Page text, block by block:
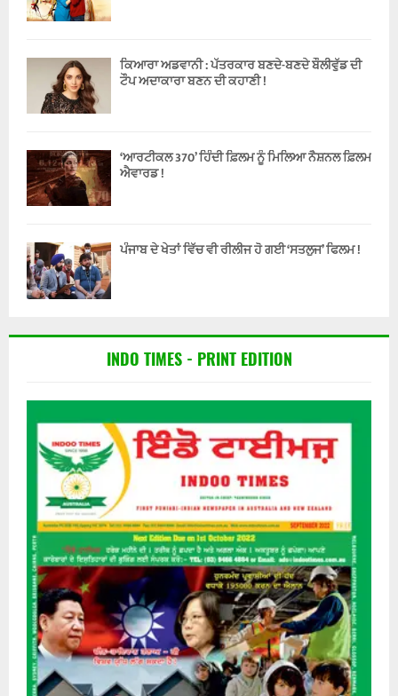
ਕਿਆਰਾ ਅਡਵਾਨੀ : ਪੱਤਰਕਾਰ ਬਣਦੇ-ਬਣਦੇ ਬੌਲੀਵੁੱਡ ਦੀ
ਟੌਪ ਅਦਾਕਾਰਾ ਬਣਨ ਦੀ ਕਹਾਣੀ !
‘ਆਰਟੀਕਲ 370’ ਹਿੰਦੀ ਫ਼ਿਲਮ ਨੂੰ ਮਿਲਿਆ ਨੈਸ਼ਨਲ ਫ਼ਿਲਮ
ਐਵਾਰਡ !
ਪੰਜਾਬ ਦੇ ਖੇਤਾਂ ਵਿੱਚ ਵੀ ਰੀਲੀਜ ਹੋ ਗਈ ‘ਸਤਲੁਜ’ ਫਿਲਮ !
INDO TIMES - PRINT EDITION